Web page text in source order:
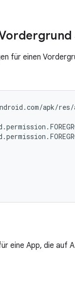
für einen
apk/
eine App, die auf